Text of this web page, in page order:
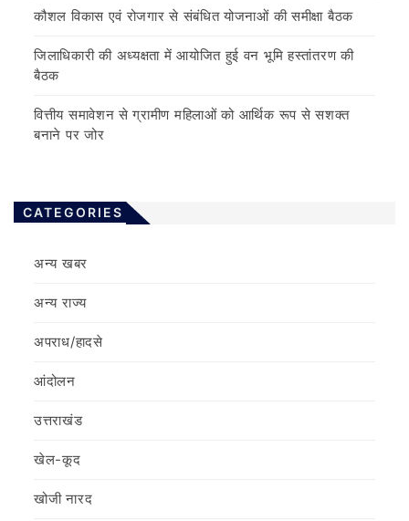
कौशल विकास एवं रोजगार से संबंधित योजनाओं की समीक्षा बैठक
जिलाधिकारी की अध्यक्षता में आयोजित हुई वन भूमि हस्तांतरण की
बैठक
वित्तीय समावेशन से ग्रामीण महिलाओं को आर्थिक रूप से सशक्त
बनाने पर जोर
CATEGORIES
अन्य खबर
अन्य राज्य
अपराध/हादसे
आंदोलन
उत्तराखंड
खेल-कूद
खोजी नारद